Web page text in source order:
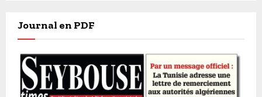
Journal en PDF